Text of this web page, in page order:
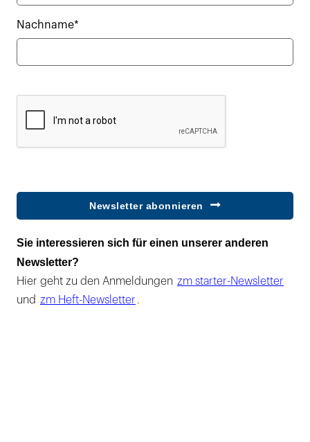
Nachname*
Newsletter abonnieren
Sie interessieren sich für einen unserer anderen
Newsletter?
Hier geht zu den Anmeldungen zm starter-Newsletter
und zm Heft-Newsletter .